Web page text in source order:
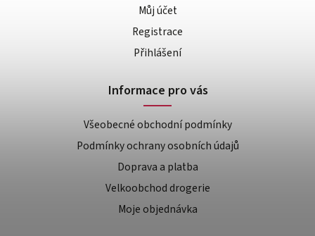
Můj účet
Registrace
Přihlášení
Informace pro vás
Všeobecné obchodní podmínky
Podmínky ochrany osobních údajů
Doprava a platba
Velkoobchod drogerie
Moje objednávka